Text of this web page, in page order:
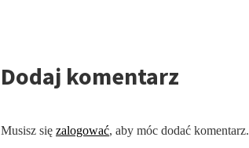
Dodaj komentarz
Musisz się zalogować, aby móc dodać komentarz.